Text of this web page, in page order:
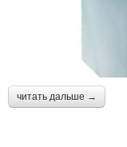
читать дальше →